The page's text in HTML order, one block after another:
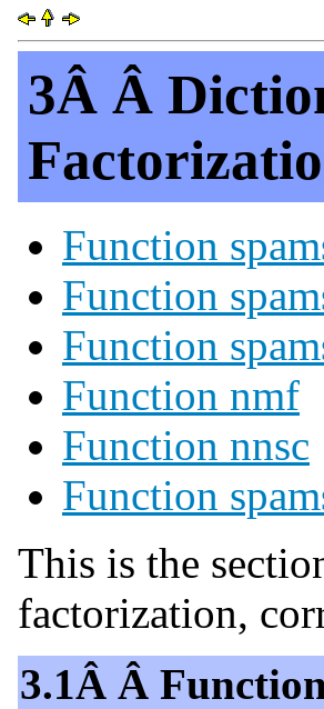
3Â Â
Function
Function
Function
Function nmf
Function nnsc
Function
This is the
factorization,
3.1Â Â